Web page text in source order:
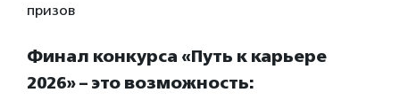
призов
Финал конкурса «Путь к карьере
2026» – это возможность: